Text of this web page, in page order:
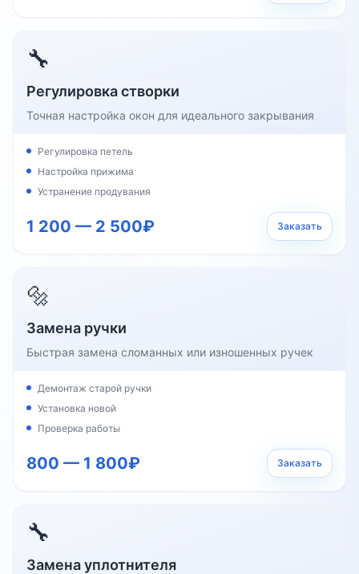
🔧
Регулировка створки
Точная настройка окон для идеального закрывания
Регулировка петель
Настройка прижима
Устранение продувания
1 200 — 2 500₽ Заказать
🔩
Замена ручки
Быстрая замена сломанных или изношенных ручек
Демонтаж старой ручки
Установка новой
Проверка работы
800 — 1 800₽ Заказать
🔧
Замена уплотнителя